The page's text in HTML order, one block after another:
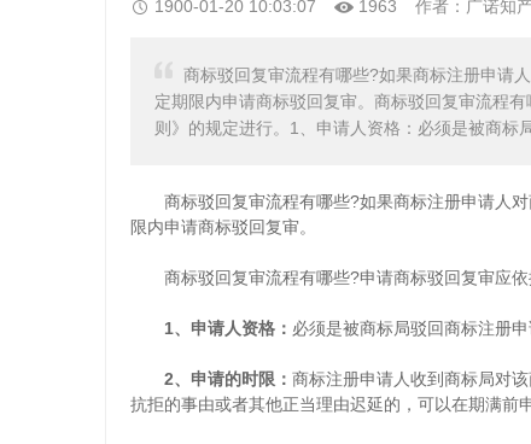
作者：广诺知
1900-01-20 10:03:07 1963
商标驳回复审流程有哪些?如果商标注册申请
定期限内申请商标驳回复审。商标驳回复审流程
则》的规定进行。1、申请人资格：必须是被商标
商标驳回复审流程有哪些?如果商标注册申请人对
限内申请商标驳回复审。
商标驳回复审流程有哪些?申请商标驳回复审应依
1、申请人资格： 必须是被商标局驳回商标注册申
2、申请的时限： 商标注册申请人收到商标局对
抗拒的事由或者其他正当理由迟延的，可以在期满前